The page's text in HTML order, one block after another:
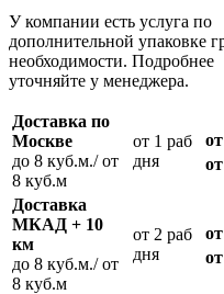
У компании есть услуга по
дополнительной упаковке
необходимости. Подробнее
уточняйте у менеджера.
Доставка по
Москве
до 8 куб.м./ от
8 куб.м
oт 1 раб
дня
Доставка
МКАД + 10
км
до 8 куб.м./ от
8 куб.м
oт 2 раб
дня
от